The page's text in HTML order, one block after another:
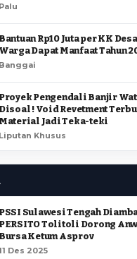
Palu
Bantuan Rp10 Juta per KK
Warga Dapat Manfaat Tahun
Banggai
Proyek Pengendali Banjir
Disoal ! Void Revetment
Material Jadi Teka-teki
Liputan Khusus
PSSI Sulawesi Tengah
PERSITO Tolitoli Dorong
Bursa Ketum Asprov
Des 2025